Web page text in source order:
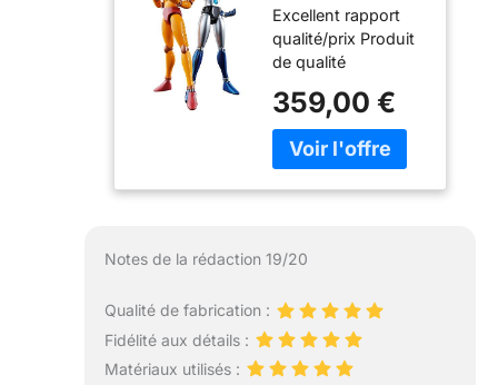
Mazinger Z
Figurines
Diecast Soul of
Chogokin GX-
08R Aphrodai A
vs GX-09R
Minerva X 16
Excellent rapport
qualité/prix Produit
de qualité
359,00 €
Notes de la rédaction 19/20
Qualité de fabrication :
Fidélité aux détails :
Matériaux utilisés :